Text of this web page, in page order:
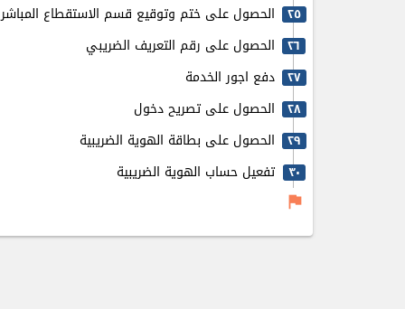
٢٥ الحصول على ختم وتوقيع قسم الاستقطاع المباشر
٢٦ الحصول على رقم التعريف الضريبي
٢٧ دفع اجور الخدمة
٢٨ الحصول على تصريح دخول
٢٩ الحصول على بطاقة الهوية الضريبية
٣٠ تفعيل حساب الهوية الضريبية
flag